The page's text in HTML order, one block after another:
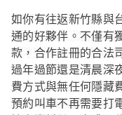
如你有往返新竹縣與
通的好夥伴。不僅有
款，合作註冊的合法
過年過節還是清晨深
費方式與無任何隱藏
預約叫車不再需要打